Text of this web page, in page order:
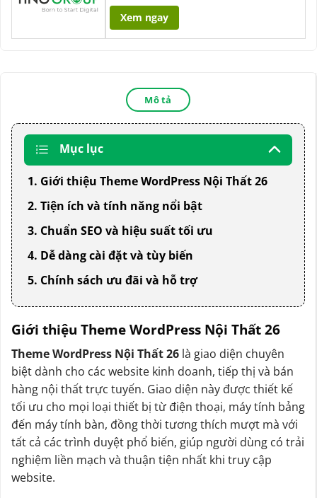
Xem ngay
Mô tả
Mục lục
1. Giới thiệu Theme WordPress Nội Thất 26
2. Tiện ích và tính năng nổi bật
3. Chuẩn SEO và hiệu suất tối ưu
4. Dễ dàng cài đặt và tùy biến
5. Chính sách ưu đãi và hỗ trợ
Giới thiệu Theme WordPress Nội Thất 26
Theme WordPress Nội Thất 26 là giao diện chuyên
biệt dành cho các website kinh doanh, tiếp thị và bán
hàng nội thất trực tuyến. Giao diện này được thiết kế
tối ưu cho mọi loại thiết bị từ điện thoại, máy tính bảng
đến máy tính bàn, đồng thời tương thích mượt mà với
tất cả các trình duyệt phổ biến, giúp người dùng có trải
nghiệm liền mạch và thuận tiện nhất khi truy cập
website.